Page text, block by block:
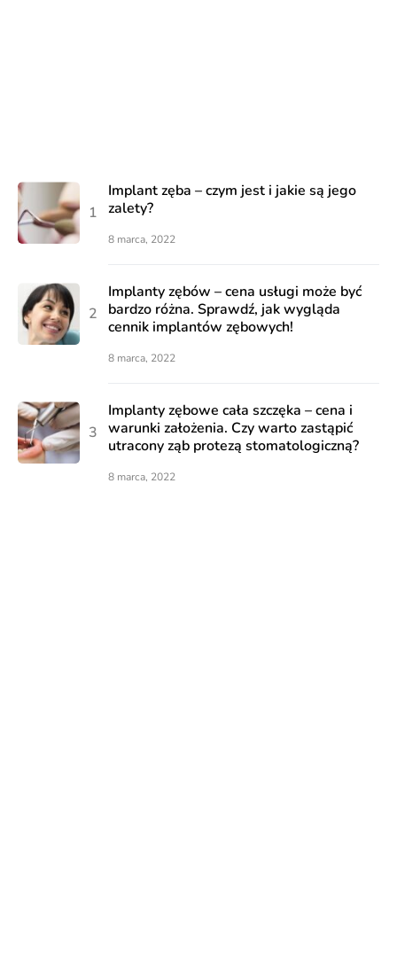
Implant zęba – czym jest i jakie są jego
zalety?
8 marca, 2022
Implanty zębów – cena usługi może być
bardzo różna. Sprawdź, jak wygląda
cennik implantów zębowych!
8 marca, 2022
Implanty zębowe cała szczęka – cena i
warunki założenia. Czy warto zastąpić
utracony ząb protezą stomatologiczną?
8 marca, 2022